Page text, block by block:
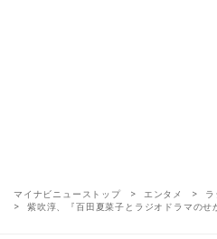
マイナビニューストップ エンタメ
ラ
紫吹淳、『百田夏菜子とラジオドラマのせ